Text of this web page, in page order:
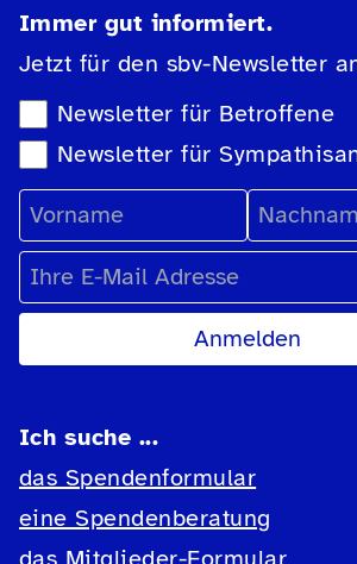
Immer gut informiert.
Jetzt für den sbv-Newsletter
Newsletter-Auswahl
Newsletter für Betroffene
Newsletter für
Vorname
Nachname
E-Mail Adresse
Ich suche ...
das Spendenformular
eine Spendenberatung